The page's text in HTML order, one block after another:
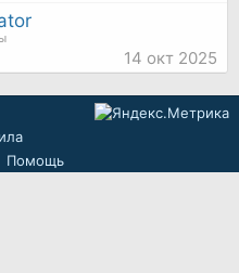
14 окт 2025
Помощь